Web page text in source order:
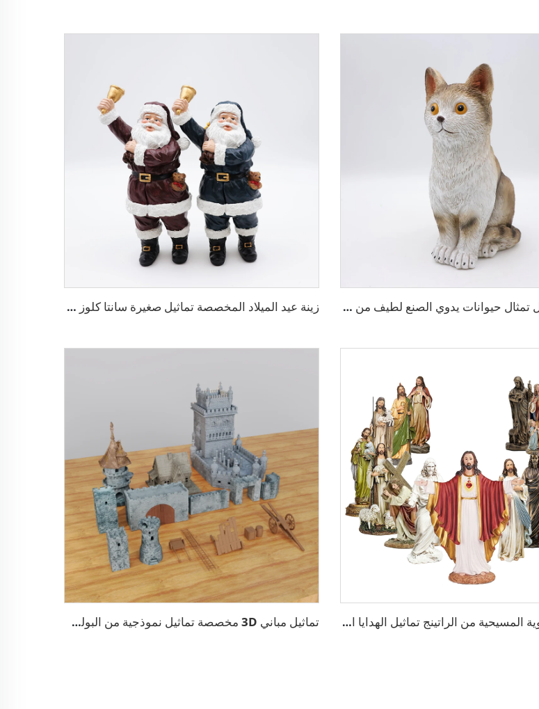
ديكور المنزل تمثال حيوانات يدوي الصنع لطيف من الراتينج بلون بني على شكل قطة زينة عيد الميلاد المخصصة تماثيل صغيرة سانتا كلوز من الراتينج
الحرف اليدوية المسيحية من الراتينج تماثيل الهدايا الكاثوليكية تماثيل مباني 3D مخصصة تماثيل نموذجية من البولي ريزين